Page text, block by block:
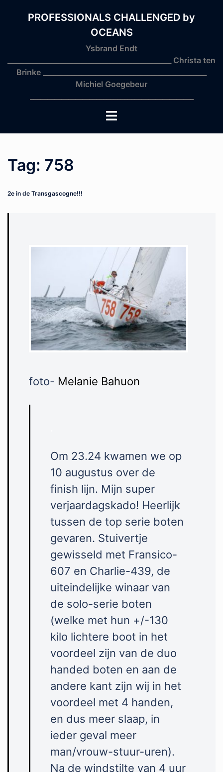
PROFESSIONALS CHALLENGED by
OCEANS
Ysbrand Endt
_______________________________________________ Christa ten
Brinke _______________________________________________
Michiel Goegebeur
Toggle
menu
Tag: 758
2e in de Transgascogne!!!
foto- Melanie Bahuon
Om 23.24 kwamen we op
10 augustus over de
finish lijn. Mijn super
verjaardagskado! Heerlijk
tussen de top serie boten
gevaren. Stuivertje
gewisseld met Fransico-
607 en Charlie-439, de
uiteindelijke winaar van
de solo-serie boten
(welke met hun +/-130
kilo lichtere boot in het
voordeel zijn van de duo
handed boten en aan de
andere kant zijn wij in het
voordeel met 4 handen,
en dus meer slaap, in
ieder geval meer
man/vrouw-stuur-uren).
Na de windstilte van 4 uur